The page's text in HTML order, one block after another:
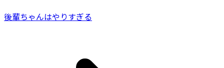
後輩ちゃんはやりすぎる